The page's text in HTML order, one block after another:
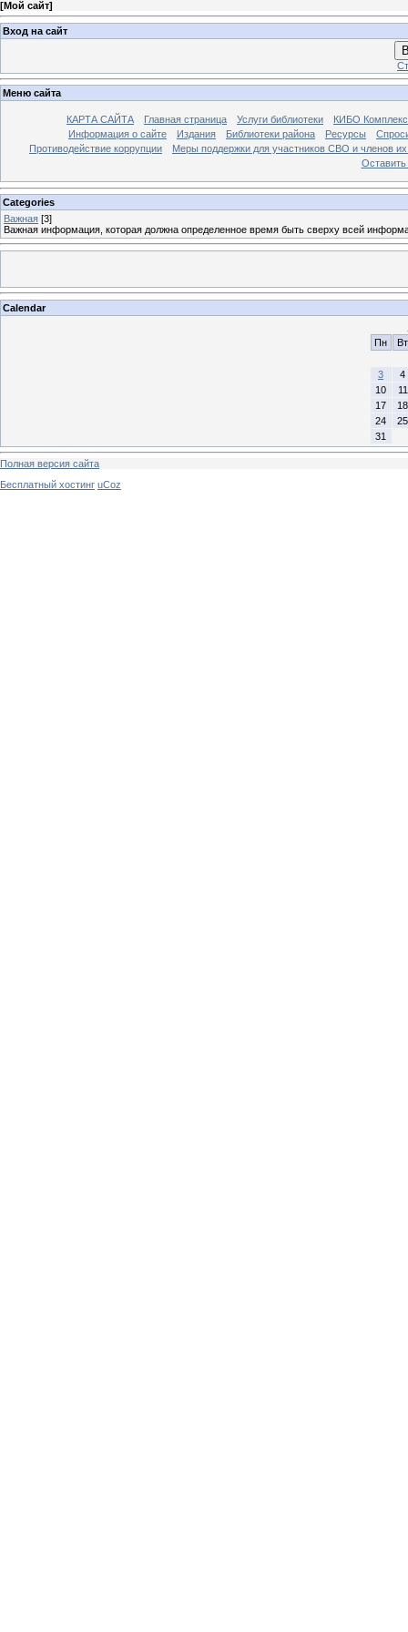
[Мой сайт]
Вход на сайт
Меню сайта
КАРТА САЙТА Главная страница Услуги библиотеки
КИБО
Информация о сайте
Издания Библиотеки района Ресурсы
Противодействие коррупции
Меры поддержки для участников СВО и членов
Оставить
Categories
Важная [3]
Важная информация, которая должна определенное время быть сверху всей
Calendar
Пн
Вт
3
4
10
11
17
18
24
25
31
Полная версия сайта
Бесплатный хостинг uCoz